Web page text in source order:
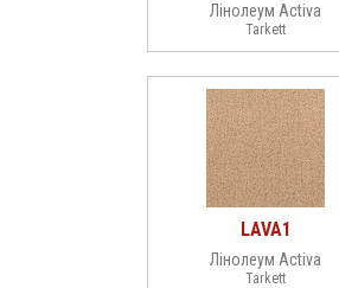
Лінолеум Activa
Tarkett
LAVA1
Лінолеум Activa
Tarkett